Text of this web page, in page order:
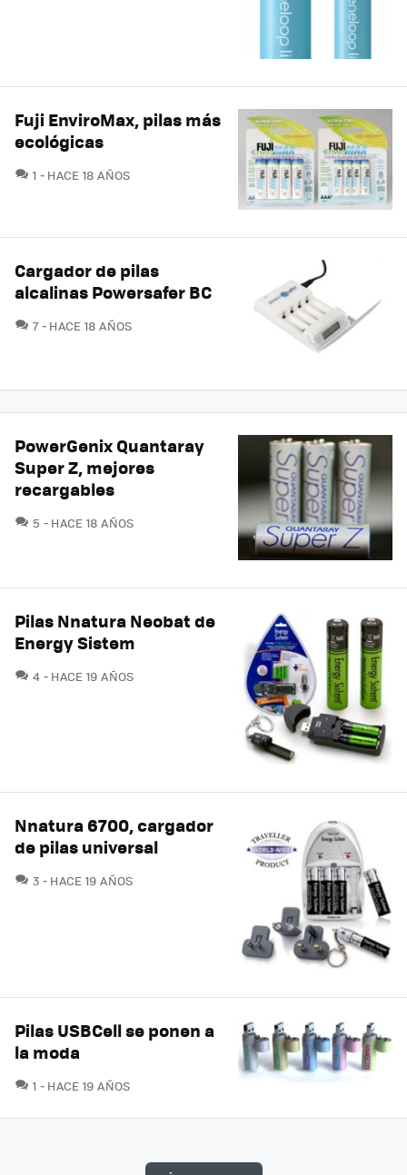
Fuji EnviroMax, pilas más
ecológicas
1 COMENTARIOS
HACE 18 AÑOS
Cargador de pilas
alcalinas Powersafer BC
7COMENTARIOS
HACE 18 AÑOS
PowerGenix Quantaray
Super Z, mejores
recargables
5 COMENTARIOS
HACE 18 AÑOS
Pilas Nnatura Neobat de
Energy Sistem
4 COMENTARIOS
HACE 19 AÑOS
Nnatura 6700, cargador
de pilas universal
3 COMENTARIOS
HACE 19 AÑOS
Pilas USBCell se ponen a
la moda
1 COMENTARIOS
HACE 19 AÑOS